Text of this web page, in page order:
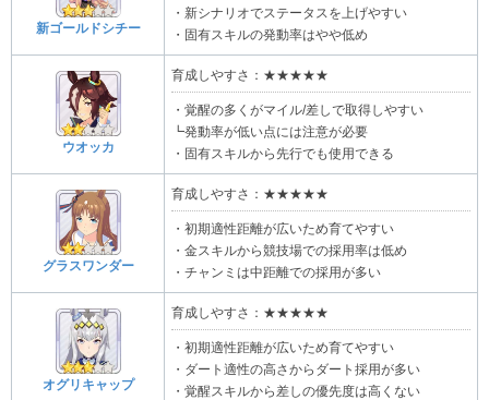
新ゴールドシチー
・新シナリオでステータスを上げやすい
・固有スキルの発動率はやや低め
ウオッカ
育成しやすさ：★★★★★
・覚醒の多くがマイル/差しで取得しやすい
┗発動率が低い点には注意が必要
・固有スキルから先行でも使用できる
グラスワンダー
育成しやすさ：★★★★★
・初期適性距離が広いため育てやすい
・金スキルから競技場での採用率は低め
・チャンミは中距離での採用が多い
オグリキャップ
育成しやすさ：★★★★★
・初期適性距離が広いため育てやすい
・ダート適性の高さからダート採用が多い
・覚醒スキルから差しの優先度は高くない